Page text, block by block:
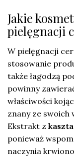
Jakie
pielęgnacji
W pielęgnacji
stosowanie
także łagodzą
powinny
właściwości
znany ze swoich
Ekstrakt z
ponieważ
naczynia